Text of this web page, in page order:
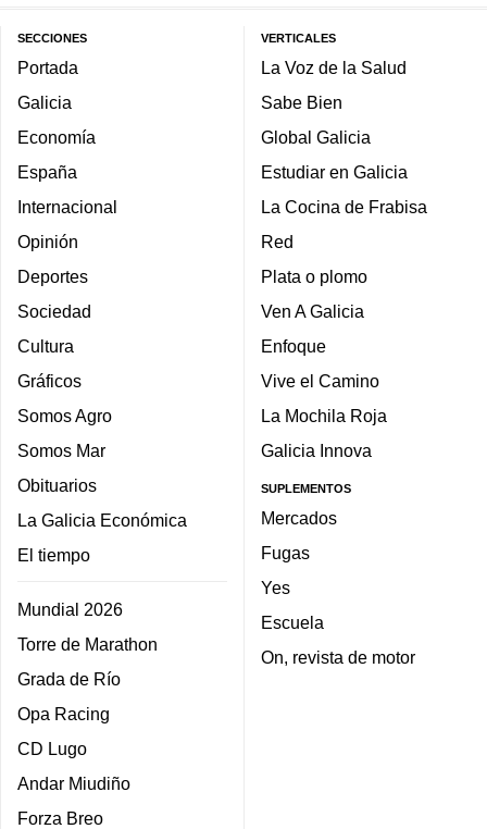
SECCIONES
Portada
Galicia
Economía
España
Internacional
Opinión
Deportes
Sociedad
Cultura
Gráficos
Somos Agro
Somos Mar
Obituarios
La Galicia Económica
El tiempo
Mundial 2026
Torre de Marathon
Grada de Río
Opa Racing
CD Lugo
Andar Miudiño
Forza Breo
VERTICALES
La Voz de la Salud
Sabe Bien
Global Galicia
Estudiar en Galicia
La Cocina de Frabisa
Red
Plata o plomo
Ven A Galicia
Enfoque
Vive el Camino
La Mochila Roja
Galicia Innova
SUPLEMENTOS
Mercados
Fugas
Yes
Escuela
On, revista de motor